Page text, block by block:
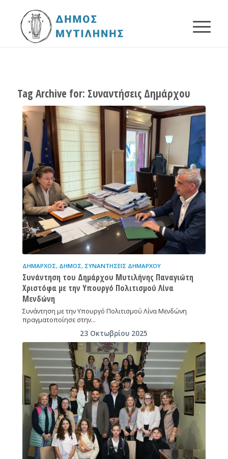
Tag Archive for: Συναντήσεις Δημάρχου
ΔΉΜΑΡΧΟΣ, ΔΉΜΟΣ, ΣΥΝΑΝΤΉΣΕΙΣ ΔΗΜΆΡΧΟΥ
Συνάντηση του Δημάρχου Μυτιλήνης Παναγιώτη
Χριστόφα με την Υπουργό Πολιτισμού Λίνα
Μενδώνη
Συνάντηση με την Υπουργό Πολιτισμού Λίνα Μενδώνη
πραγματοποίησε στην…
23 Οκτωβρίου 2025